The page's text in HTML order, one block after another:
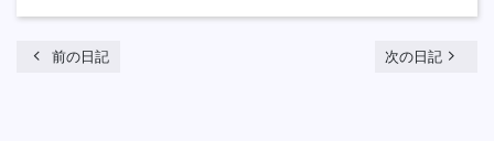
chevron_left 前の日記 次の日記 navigate_next